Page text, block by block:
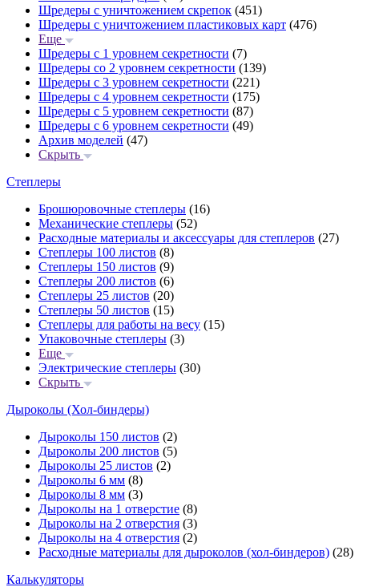
Шредеры с уничтожением скрепок (451)
Шредеры с уничтожением пластиковых карт (476)
Еще
Шредеры с 1 уровнем секретности (7)
Шредеры со 2 уровнем секретности (139)
Шредеры с 3 уровнем секретности (221)
Шредеры с 4 уровнем секретности (175)
Шредеры с 5 уровнем секретности (87)
Шредеры с 6 уровнем секретности (49)
Архив моделей (47)
Скрыть
Степлеры
Брошюровочные степлеры (16)
Механические степлеры (52)
Расходные материалы и аксессуары для степлеров (27)
Степлеры 100 листов (8)
Степлеры 150 листов (9)
Степлеры 200 листов (6)
Степлеры 25 листов (20)
Степлеры 50 листов (15)
Степлеры для работы на весу (15)
Упаковочные степлеры (3)
Еще
Электрические степлеры (30)
Скрыть
Дыроколы (Хол-биндеры)
Дыроколы 150 листов (2)
Дыроколы 200 листов (5)
Дыроколы 25 листов (2)
Дыроколы 6 мм (8)
Дыроколы 8 мм (3)
Дыроколы на 1 отверстие (8)
Дыроколы на 2 отверстия (3)
Дыроколы на 4 отверстия (2)
Расходные материалы для дыроколов (хол-биндеров) (28)
Калькуляторы